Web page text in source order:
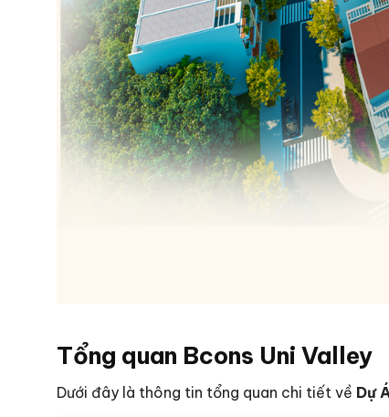
Tổng quan Bcons Uni Valley
Dưới đây là thông tin tổng quan chi tiết về Dự